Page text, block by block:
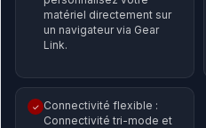
matériel directement sur
un navigateur via Gear
Link.
✓ Connectivité flexible :
Connectivité tri-mode et